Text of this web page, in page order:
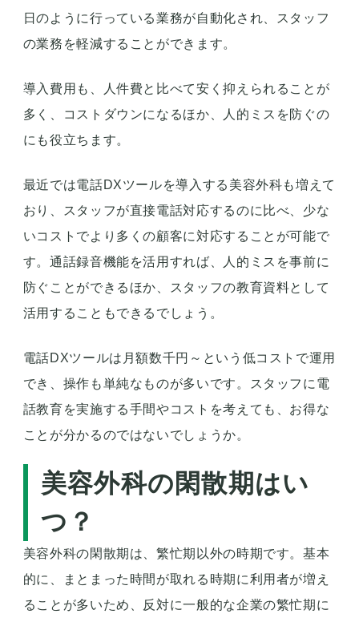
日のように行っている業務が自動化され、スタッフ
の業務を軽減することができます。
導入費用も、人件費と比べて安く抑えられることが
多く、コストダウンになるほか、人的ミスを防ぐの
にも役立ちます。
最近では電話DXツールを導入する美容外科も増えて
おり、スタッフが直接電話対応するのに比べ、少な
いコストでより多くの顧客に対応することが可能で
す。通話録音機能を活用すれば、人的ミスを事前に
防ぐことができるほか、スタッフの教育資料として
活用することもできるでしょう。
電話DXツールは月額数千円～という低コストで運用
でき、操作も単純なものが多いです。スタッフに電
話教育を実施する手間やコストを考えても、お得な
ことが分かるのではないでしょうか。
美容外科の閑散期はい
つ？
美容外科の閑散期は、繁忙期以外の時期です。基本
的に、まとまった時間が取れる時期に利用者が増え
ることが多いため、反対に一般的な企業の繁忙期に